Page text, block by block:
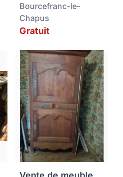
Bourcefranc-le-
Chapus
Gratuit